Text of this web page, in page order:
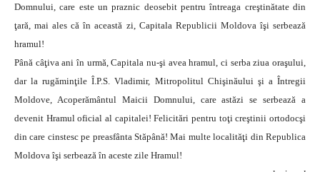
Domnului, care este un praznic deosebit pentru întreaga creştinătate din
ţară, mai ales că în această zi, Capitala Republicii Moldova îşi serbează
hramul!
Până câţiva ani în urmă, Capitala nu-şi avea hramul, ci serba ziua oraşului,
dar la rugăminţile Î.P.S. Vladimir, Mitropolitul Chişinăului şi a Întregii
Moldove, Acoperământul Maicii Domnului, care astăzi se serbează a
devenit Hramul oficial al capitalei! Felicitări pentru toţi creştinii ortodocşi
din care cinstesc pe preasfânta Stăpână! Mai multe localităţi din Republica
Moldova îşi serbează în aceste zile Hramul!